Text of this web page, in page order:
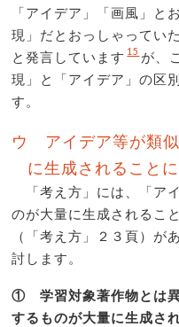
「アイデア」「画風」と
現」だとおっしゃってい
と発言しています 15 が、
現」と「アイデア」の区
す。
ウ アイデア等が類
に生成されること
「考え方」には、「ア
のが大量に生成されるこ
（「考え方」２３頁）が
討します。
① 学習対象著作物とは異
するものが大量に生成さ